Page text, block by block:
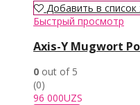
Добавить в
Быстрый просмотр
Axis-Y Mugwort
0 out of 5
(0)
96 000UZS